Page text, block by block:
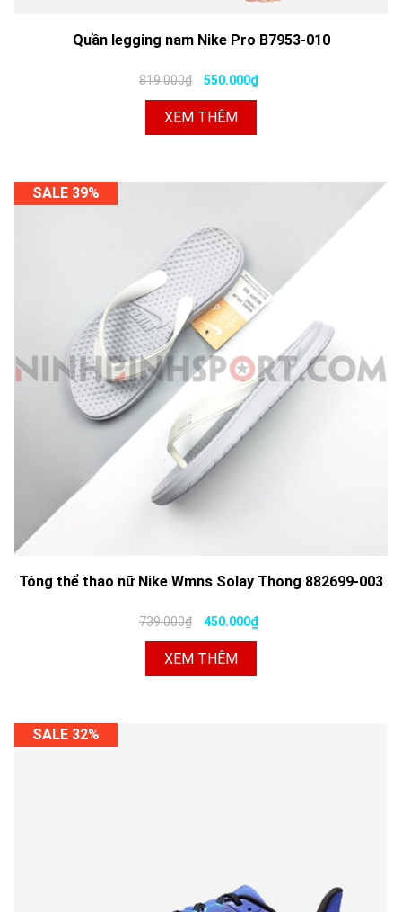
Quần legging nam Nike Pro B7953-010
819.000₫ 550.000₫
XEM THÊM
SALE 39%
Tông thể thao nữ Nike Wmns Solay Thong 882699-003
739.000₫ 450.000₫
XEM THÊM
SALE 32%